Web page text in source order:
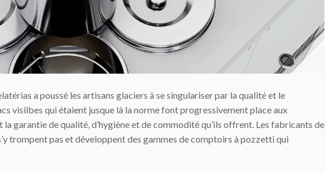
a poussé les artisans glaciers à se singulariser par la qualité et le
visilbes qui étaient jusque là la norme font progressivement place aux
garantie de qualité, d’hygiène et de commodité qu’ils offrent. Les fabricants de
trompent pas et développent des gammes de comptoirs à pozzetti qui